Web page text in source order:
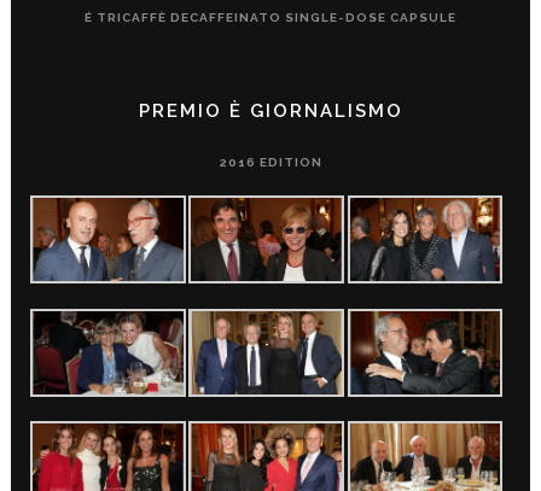
É TRICAFFÈ DECAFFEINATO SINGLE-DOSE CAPSULE
PREMIO È GIORNALISMO
2016 EDITION